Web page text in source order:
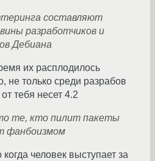
составляют
разработчиков и
Дебиана
их расплодилось
не только среди разрабов
тебя несет 4.2
те, кто пилит пакеты
фанбоизмом
человек выступает за